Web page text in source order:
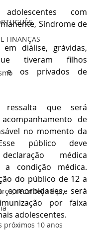
FINANÇAS
recomeço e pre
próximos 10 anos
com
Síndrome de
diálise, grávidas,
tiveram filhos
e os privados de
ressalta que será
de
no momento da
público deve
médica
a condição médica.
do público de 12 a
será
por faixa
adolescentes.